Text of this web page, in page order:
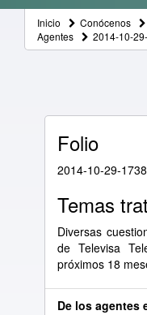
Inicio Conócenos
Agentes
2014-10-
Folio
2014-10-29-
Temas
Diversas
de Televisa
próximos 18
De los agentes